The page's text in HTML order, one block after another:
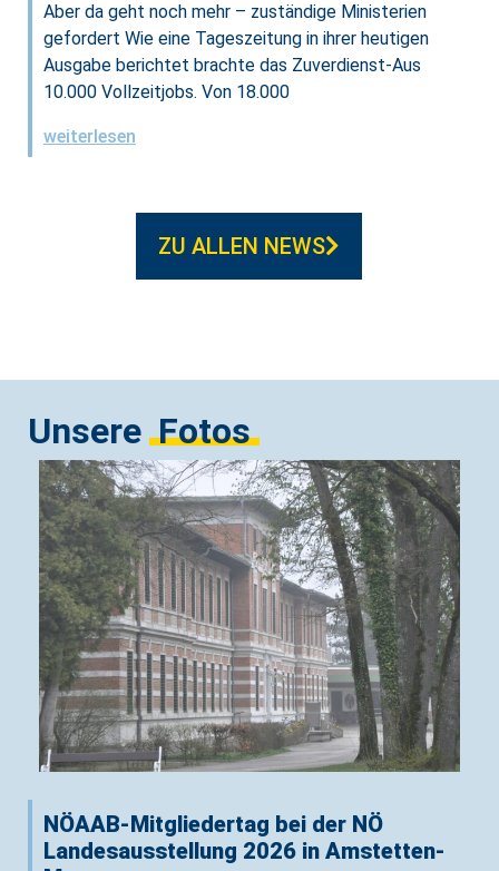
Aber da geht noch mehr – zuständige Ministerien
gefordert Wie eine Tageszeitung in ihrer heutigen
Ausgabe berichtet brachte das Zuverdienst-Aus
10.000 Vollzeitjobs. Von 18.000
weiterlesen
ZU ALLEN NEWS
Unsere Fotos
NÖAAB-Mitgliedertag bei der NÖ
Landesausstellung 2026 in Amstetten-